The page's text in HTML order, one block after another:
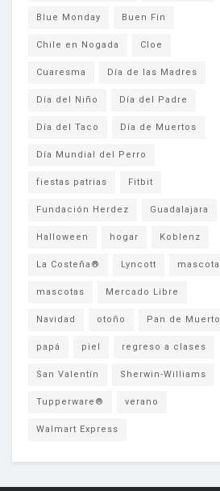
Blue Monday Buen Fin
Chile en Nogada Cloe
Cuaresma Día de las Madres
Día del Niño Día del Padre
Día del Taco Día de Muertos
Día Mundial del Perro
fiestas patrias Fitbit
Fundación Herdez Guadalajara
Halloween hogar Koblenz
La Costeña® Lyncott mascota
mascotas Mercado Libre
Navidad otoño Pan de Muerto
papá piel regreso a clases
San Valentín Sherwin-Williams
Tupperware® verano
Walmart Express